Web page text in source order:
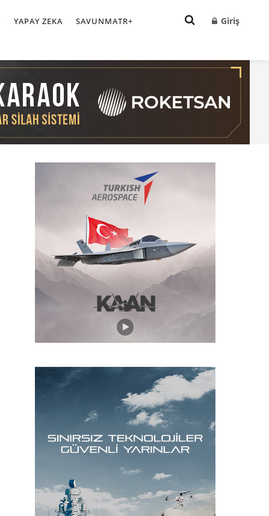
YAPAY ZEKA SAVUNMATR+ Giriş